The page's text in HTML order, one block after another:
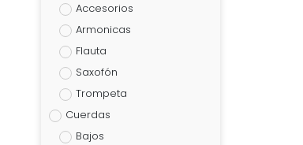
Accesorios
Armonicas
Flauta
Saxofón
Trompeta
Cuerdas
Bajos